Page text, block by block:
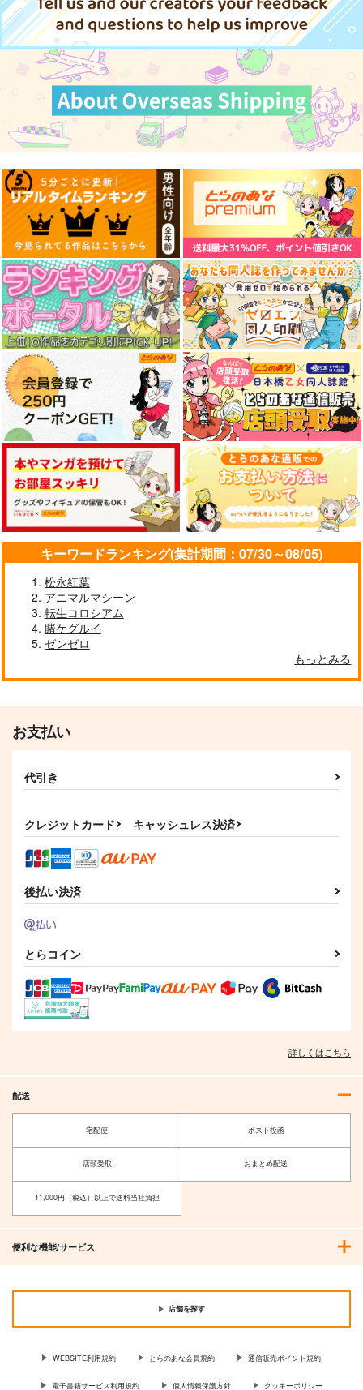
キーワードランキング(集計期間：07/30～08/05)
松永紅葉
アニマルマシーン
転生コロシアム
賭ケグルイ
ゼンゼロ
もっとみる
お支払い
代引き
クレジットカード キャッシュレス決済
後払い決済
とらコイン
詳しくはこちら
配送
宅配便 ポスト投函
店頭受取 おまとめ配送
11,000円（税込）以上で送料当社負担
便利な機能/サービス
店舗を探す
WEBSITE利用規約 とらのあな会員規約 通信販売ポイント規約
電子書籍サービス利用規約 個人情報保護方針 クッキーポリシー